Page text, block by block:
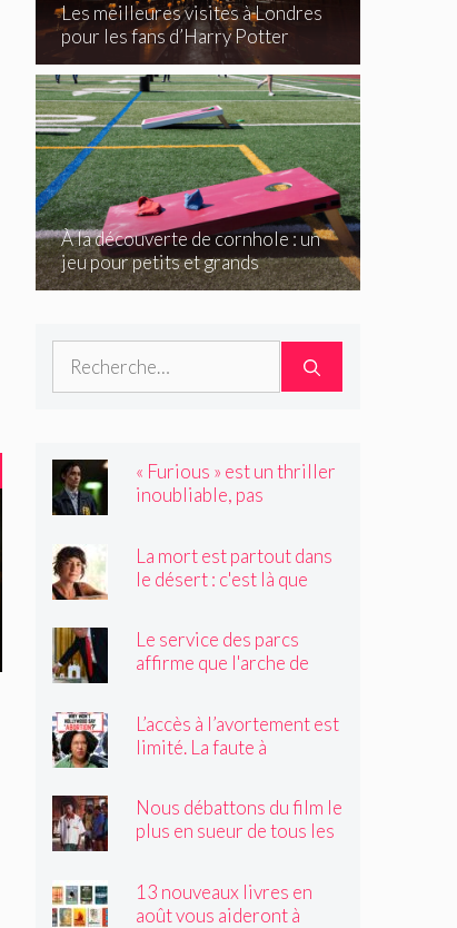
Les meilleures visites à Londres
pour les fans d’Harry Potter
À la découverte de cornhole : un
jeu pour petits et grands
Rechercher :
« Furious » est un thriller
inoubliable, pas
La mort est partout dans
le désert : c'est là que
Le service des parcs
affirme que l'arche de
Pourrait-il être déplacé ?
L’accès à l’avortement est
limité. La faute à
Nous débattons du film le
plus en sueur de tous les
13 nouveaux livres en
août vous aideront à